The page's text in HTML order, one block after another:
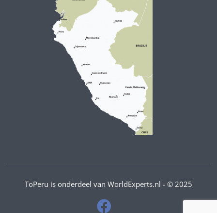
ToPeru is onderdeel van WorldExperts.nl - © 2025